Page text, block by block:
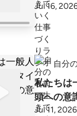
Jul 16,
自分
私たちは
頭への意
Jul 11, 2026